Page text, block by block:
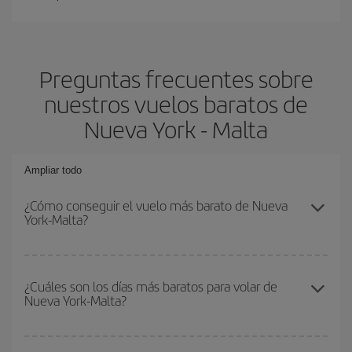
Preguntas frecuentes sobre
nuestros vuelos baratos de
Nueva York - Malta
Ampliar todo
¿Cómo conseguir el vuelo más barato de Nueva
York-Malta?
conseguir el vuelo más barato si evitas temporadas altas,
compras con antelación y puedes ser flexible con las fechas y
¿Cuáles son los días más baratos para volar de
Nueva York-Malta?